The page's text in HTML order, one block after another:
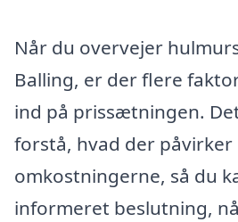
Når du overvejer
Balling, er der flere
ind på prissætningen.
forstå, hvad der påvirker
omkostningerne, så du
informeret beslutning,